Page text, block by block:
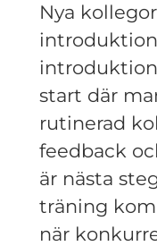
Nya
start där
rutinerad
feedback
är nästa
träning
när